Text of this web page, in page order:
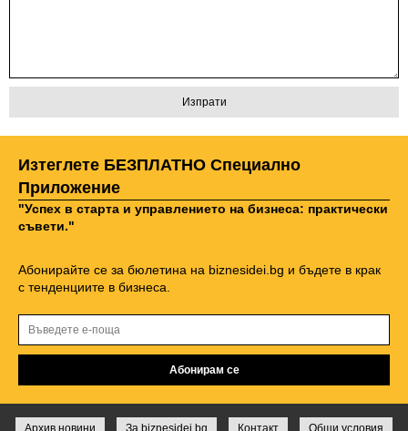
Изтеглете БЕЗПЛАТНО Специално
Приложение
"Успех в старта и управлението на бизнеса: практически
съвети."
Абонирайте се за бюлетина на biznesidei.bg и бъдете в крак
с тенденциите в бизнеса.
Архив новини За biznesidei.bg Контакт Общи условия